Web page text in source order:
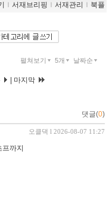
ｌ 서재브리핑 ｌ 서재관리 ｌ 북플
펼쳐보기 5개 날짜순
마지막
댓글(0)
오클댁 l 2026-08-07 11:27
까지